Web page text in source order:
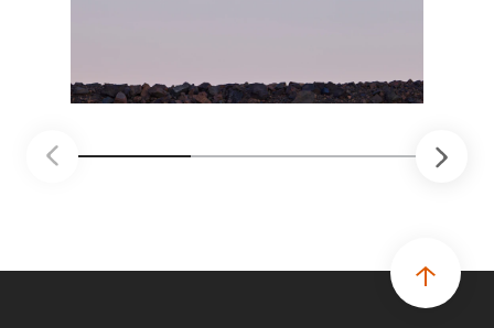
mantenimiento robótico, limpieza submarina y